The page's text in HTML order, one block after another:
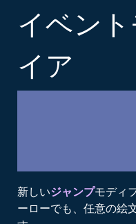
イベン
イア
新しいジャンプモディ
ーローでも、任意の絵